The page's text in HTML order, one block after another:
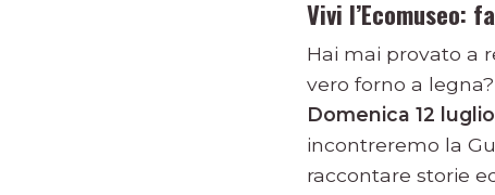
Vivi l’Ecomuseo:
Hai mai provato a
vero forno a legna?
Domenica 12 luglio
incontreremo la
raccontare storie